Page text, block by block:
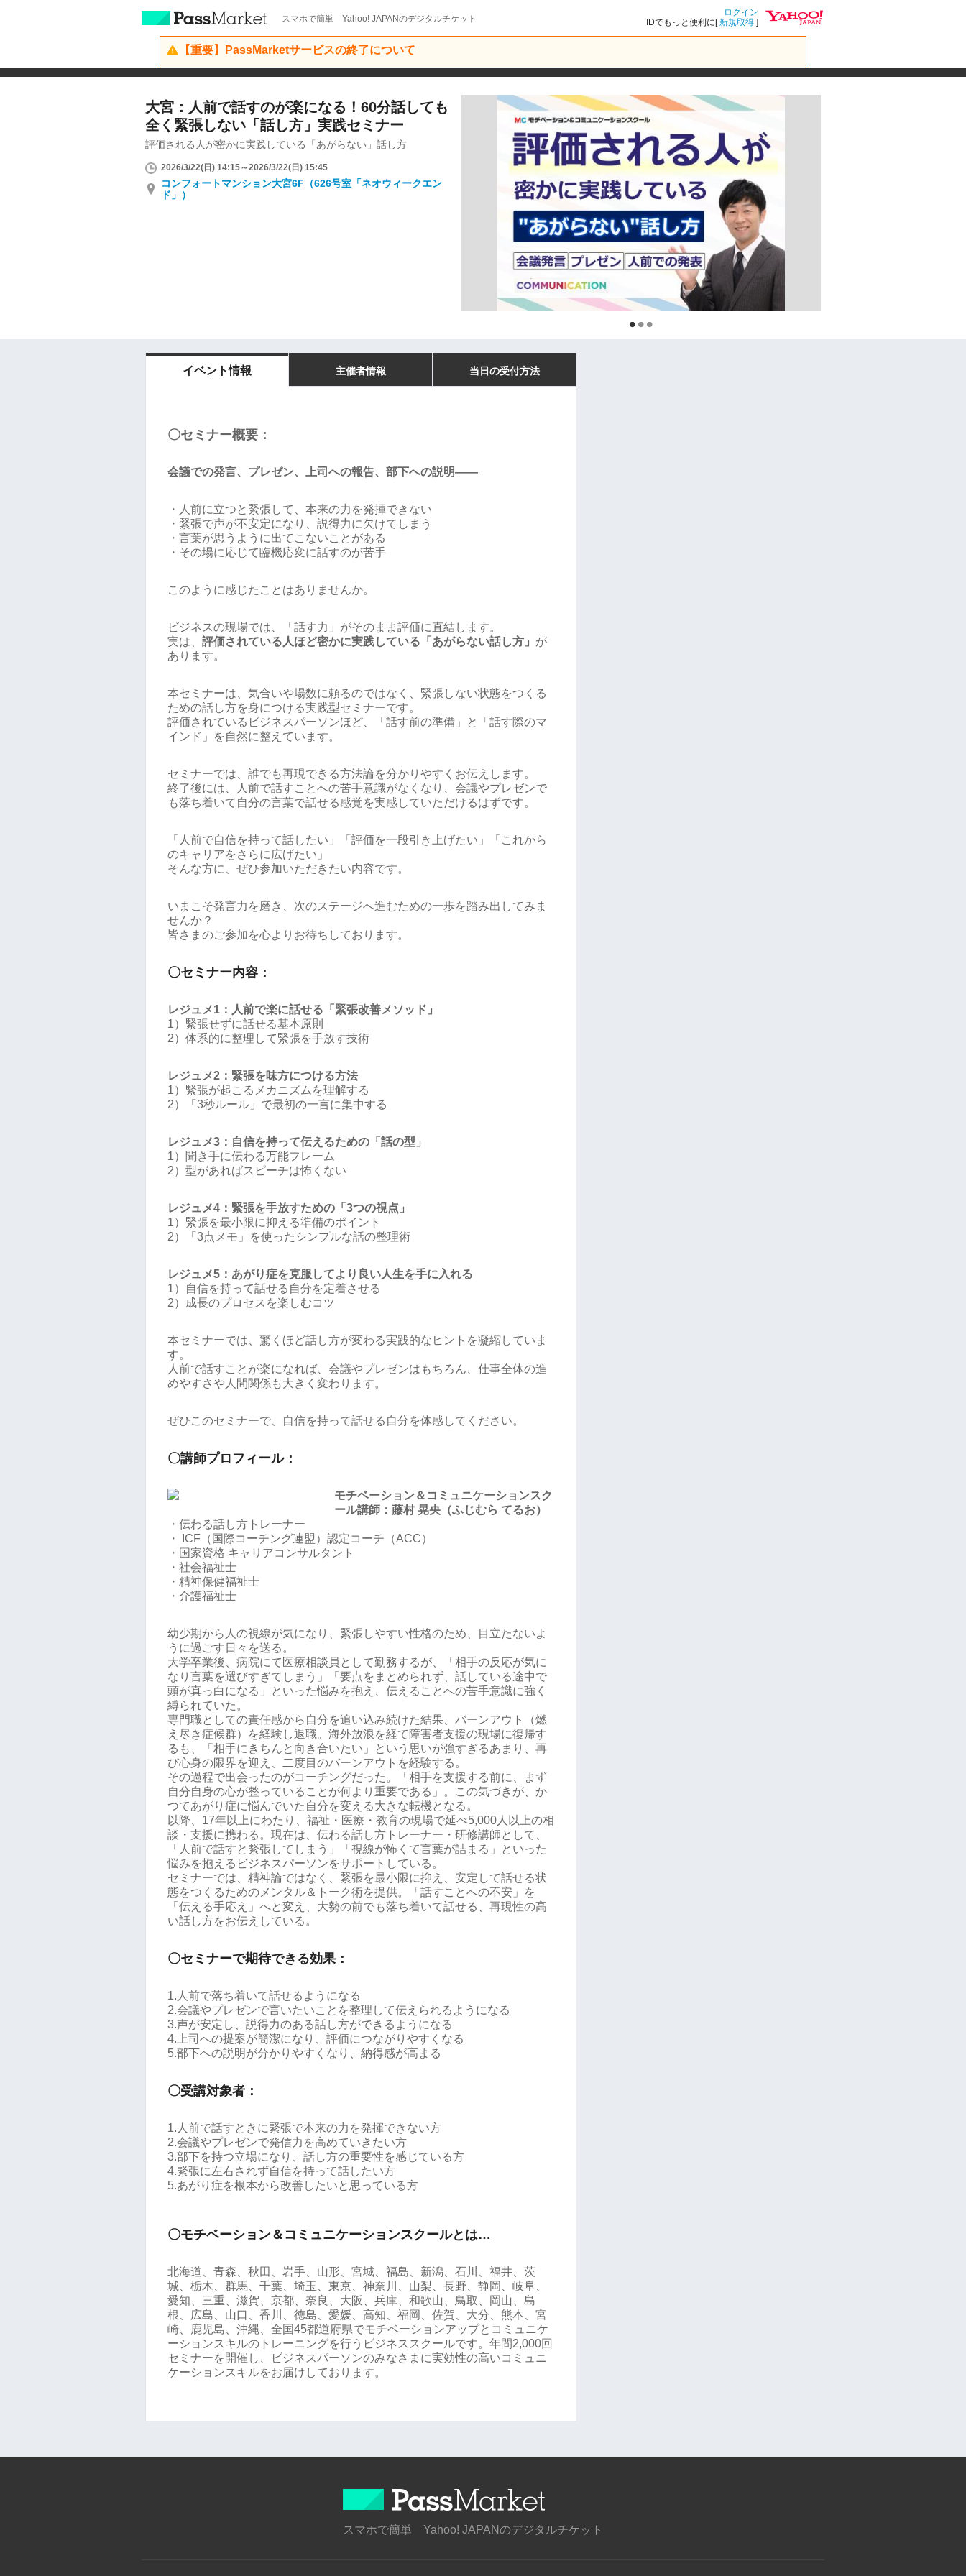
スマホで簡単 Yahoo! JAPANのデジタルチケット
ログイン
IDでもっと便利に[新規取得 ]
【重要】PassMarketサービスの終了について
大宮：人前で話すのが楽になる！60分話しても
全く緊張しない「話し方」実践セミナー
評価される人が密かに実践している「あがらない」話し方
2026/3/22(日) 14:15～2026/3/22(日) 15:45
コンフォートマンション大宮6F（626号室「ネオウィークエン
ド」）
イベント情報 主催者情報 当日の受付方法
〇セミナー概要：
会議での発言、プレゼン、上司への報告、部下への説明――
・人前に立つと緊張して、本来の力を発揮できない
・緊張で声が不安定になり、説得力に欠けてしまう
・言葉が思うように出てこないことがある
・その場に応じて臨機応変に話すのが苦手
このように感じたことはありませんか。
ビジネスの現場では、「話す力」がそのまま評価に直結します。
実は、 評価されている人ほど密かに実践している「あがらない話し方」 が
あります。
本セミナーは、気合いや場数に頼るのではなく、緊張しない状態をつくる
ための話し方を身につける実践型セミナーです。
評価されているビジネスパーソンほど、「話す前の準備」と「話す際のマ
インド」を自然に整えています。
セミナーでは、誰でも再現できる方法論を分かりやすくお伝えします。
終了後には、人前で話すことへの苦手意識がなくなり、会議やプレゼンで
も落ち着いて自分の言葉で話せる感覚を実感していただけるはずです。
「人前で自信を持って話したい」「評価を一段引き上げたい」「これから
のキャリアをさらに広げたい」
そんな方に、ぜひ参加いただきたい内容です。
いまこそ発言力を磨き、次のステージへ進むための一歩を踏み出してみま
せんか？
皆さまのご参加を心よりお待ちしております。
〇セミナー内容：
レジュメ1：人前で楽に話せる「緊張改善メソッド」
1）緊張せずに話せる基本原則
2）体系的に整理して緊張を手放す技術
レジュメ2：緊張を味方につける方法
1）緊張が起こるメカニズムを理解する
2）「3秒ルール」で最初の一言に集中する
レジュメ3：自信を持って伝えるための「話の型」
1）聞き手に伝わる万能フレーム
2）型があればスピーチは怖くない
レジュメ4：緊張を手放すための「3つの視点」
1）緊張を最小限に抑える準備のポイント
2）「3点メモ」を使ったシンプルな話の整理術
レジュメ5：あがり症を克服してより良い人生を手に入れる
1）自信を持って話せる自分を定着させる
2）成長のプロセスを楽しむコツ
本セミナーでは、驚くほど話し方が変わる実践的なヒントを凝縮していま
す。
人前で話すことが楽になれば、会議やプレゼンはもちろん、仕事全体の進
めやすさや人間関係も大きく変わります。
ぜひこのセミナーで、自信を持って話せる自分を体感してください。
〇講師プロフィール：
モチベーション＆コミュニケーションスク
ール講師：藤村 晃央（ふじむら てるお）
・伝わる話し方トレーナー
・ ICF（国際コーチング連盟）認定コーチ（ACC）
・国家資格 キャリアコンサルタント
・社会福祉士
・精神保健福祉士
・介護福祉士
幼少期から人の視線が気になり、緊張しやすい性格のため、目立たないよ
うに過ごす日々を送る。
大学卒業後、病院にて医療相談員として勤務するが、「相手の反応が気に
なり言葉を選びすぎてしまう」「要点をまとめられず、話している途中で
頭が真っ白になる」といった悩みを抱え、伝えることへの苦手意識に強く
縛られていた。
専門職としての責任感から自分を追い込み続けた結果、バーンアウト（燃
え尽き症候群）を経験し退職。海外放浪を経て障害者支援の現場に復帰す
るも、「相手にきちんと向き合いたい」という思いが強すぎるあまり、再
び心身の限界を迎え、二度目のバーンアウトを経験する。
その過程で出会ったのがコーチングだった。「相手を支援する前に、まず
自分自身の心が整っていることが何より重要である」。この気づきが、か
つてあがり症に悩んでいた自分を変える大きな転機となる。
以降、17年以上にわたり、福祉・医療・教育の現場で延べ5,000人以上の相
談・支援に携わる。現在は、伝わる話し方トレーナー・研修講師として、
「人前で話すと緊張してしまう」「視線が怖くて言葉が詰まる」といった
悩みを抱えるビジネスパーソンをサポートしている。
セミナーでは、精神論ではなく、緊張を最小限に抑え、安定して話せる状
態をつくるためのメンタル＆トーク術を提供。「話すことへの不安」を
「伝える手応え」へと変え、大勢の前でも落ち着いて話せる、再現性の高
い話し方をお伝えしている。
〇セミナーで期待できる効果：
1.人前で落ち着いて話せるようになる
2.会議やプレゼンで言いたいことを整理して伝えられるようになる
3.声が安定し、説得力のある話し方ができるようになる
4.上司への提案が簡潔になり、評価につながりやすくなる
5.部下への説明が分かりやすくなり、納得感が高まる
〇受講対象者：
1.人前で話すときに緊張で本来の力を発揮できない方
2.会議やプレゼンで発信力を高めていきたい方
3.部下を持つ立場になり、話し方の重要性を感じている方
4.緊張に左右されず自信を持って話したい方
5.あがり症を根本から改善したいと思っている方
〇モチベーション＆コミュニケーションスクールとは…
北海道、青森、秋田、岩手、山形、宮城、福島、新潟、石川、福井、茨
城、栃木、群馬、千葉、埼玉、東京、神奈川、山梨、長野、静岡、岐阜、
愛知、三重、滋賀、京都、奈良、大阪、兵庫、和歌山、鳥取、岡山、島
根、広島、山口、香川、徳島、愛媛、高知、福岡、佐賀、大分、熊本、宮
崎、鹿児島、沖縄、全国45都道府県でモチベーションアップとコミュニケ
ーションスキルのトレーニングを行うビジネススクールです。年間2,000回
セミナーを開催し、ビジネスパーソンのみなさまに実効性の高いコミュニ
ケーションスキルをお届けしております。
スマホで簡単 Yahoo! JAPANのデジタルチケット